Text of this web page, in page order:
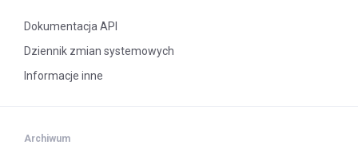
Dokumentacja API
Dziennik zmian systemowych
Informacje inne
Archiwum